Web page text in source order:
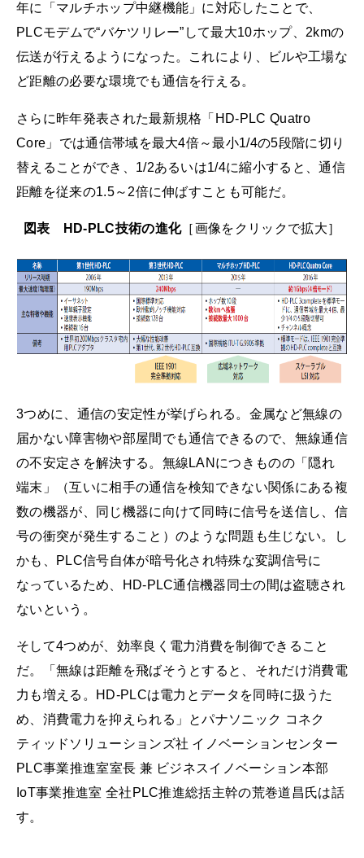
年に「マルチホップ中継機能」に対応したことで、
PLCモデムで“バケツリレー”して最大10ホップ、2kmの
伝送が行えるようになった。これにより、ビルや工場な
ど距離の必要な環境でも通信を行える。
さらに昨年発表された最新規格「HD-PLC Quatro
Core」では通信帯域を最大4倍～最小1/4の5段階に切り
替えることができ、1/2あるいは1/4に縮小すると、通信
距離を従来の1.5～2倍に伸ばすことも可能だ。
図表 HD-PLC技術の進化［画像をクリックで拡大］
3つめに、通信の安定性が挙げられる。金属など無線の
届かない障害物や部屋間でも通信できるので、無線通信
の不安定さを解決する。無線LANにつきものの「隠れ
端末」（互いに相手の通信を検知できない関係にある複
数の機器が、同じ機器に向けて同時に信号を送信し、信
号の衝突が発生すること）のような問題も生じない。し
かも、PLC信号自体が暗号化され特殊な変調信号に
なっているため、HD-PLC通信機器同士の間は盗聴され
ないという。
そして4つめが、効率良く電力消費を制御できること
だ。「無線は距離を飛ばそうとすると、それだけ消費電
力も増える。HD-PLCは電力とデータを同時に扱うた
め、消費電力を抑えられる」とパナソニック コネク
ティッドソリューションズ社 イノベーションセンター
PLC事業推進室室長 兼 ビジネスイノベーション本部
IoT事業推進室 全社PLC推進総括主幹の荒巻道昌氏は話
す。